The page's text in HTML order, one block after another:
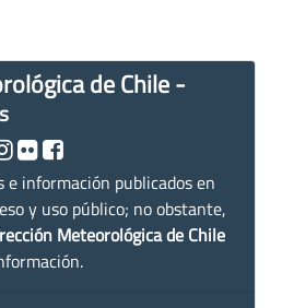
de Chile -
e información publicados en
y uso público; no obstante,
Meteorológica de Chile